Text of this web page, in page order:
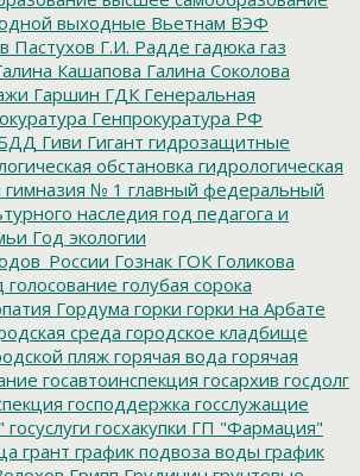
выходные Вьетнам ВЭФ
Пастухов Г.И. Радде гадюка газ
Кашапова Галина Соколова
Гаршин ГДК Генеральная
Генпрокуратура РФ
Гиви Гигант гидрозащитные
обстановка гидрологическая
гимназия № 1 главный федеральный
наследия год педагога и
Год экологии
Гознак ГОК Голикова
голосование голубая сорока
Гордума горки горки на Арбате
среда городское кладбище
пляж горячая вода горячая
госавтоинспекция госархив госдолг
господдержка госслужащие
госуслуги госхакупки ГП "Фармация"
грант график подвоза воды график